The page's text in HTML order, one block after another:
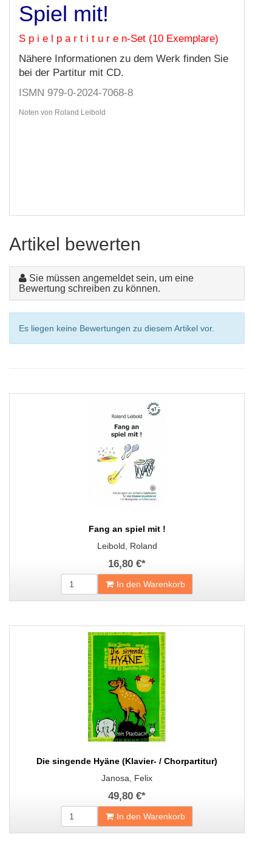
Spiel mit!
S p i e l p a r t i t u r e n-Set (10 Exemplare)
Nähere Informationen zu dem Werk finden Sie
bei der Partitur mit CD.
ISMN 979-0-2024-7068-8
Noten von Roland Leibold
Artikel bewerten
Sie müssen angemeldet sein, um eine
Bewertung schreiben zu können.
Es liegen keine Bewertungen zu diesem Artikel vor.
Fang an spiel mit !
Leibold, Roland
16,80 €*
In den Warenkorb
Die singende Hyäne (Klavier- / Chorpartitur)
Janosa, Felix
49,80 €*
In den Warenkorb